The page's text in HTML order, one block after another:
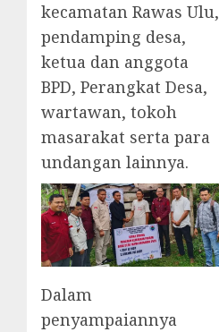
kecamatan Rawas Ulu,
pendamping desa,
ketua dan anggota
BPD, Perangkat Desa,
wartawan, tokoh
masarakat serta para
undangan lainnya.
Dalam
penyampaiannya